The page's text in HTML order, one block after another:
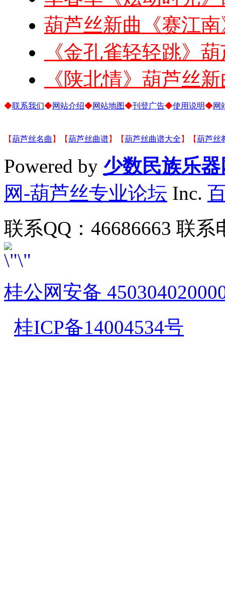
葫芦丝新曲《赛江南
《金孔雀轻轻跳》
《陕北情》葫芦丝
◆联系我们◆网站介绍◆网站地图◆刊登广告◆使用说明◆网
【葫芦丝名曲 】【葫芦丝曲谱】【葫芦丝曲谱大全 】【葫芦丝
Powered by 少数民族乐器
网-葫芦丝专业论坛 Inc.
联系QQ：46686663 联
桂公网安备
桂ICP备14004534号